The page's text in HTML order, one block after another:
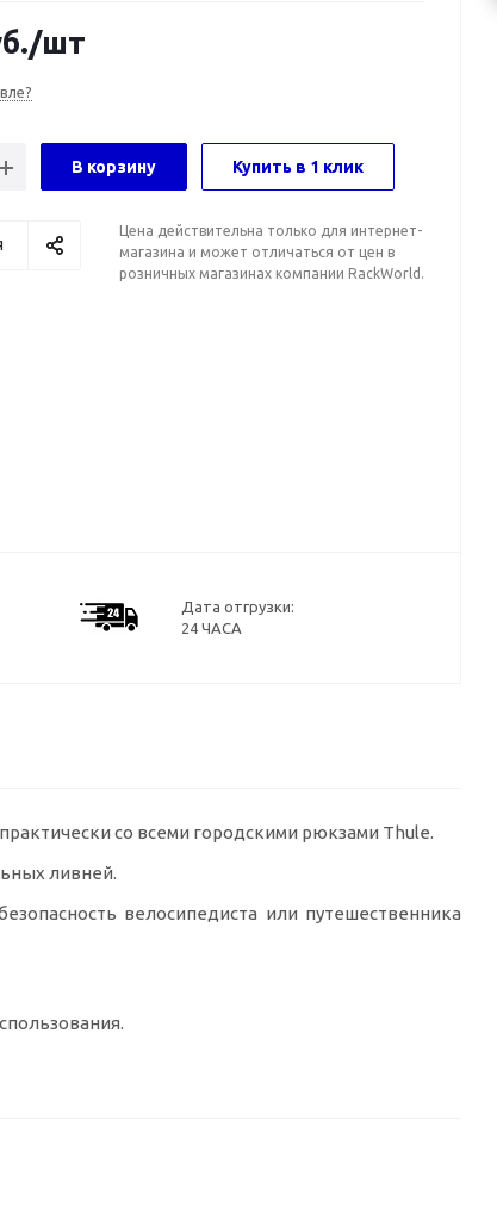
/шт
В корзину Купить в 1 клик
Цена действительна только для интернет-
магазина и может отличаться от цен в
розничных магазинах компании RackWorld.
Дата отгрузки:
24 ЧАСА
со всеми городскими рюкзами Thule.
ливней.
велосипедиста или путешественника